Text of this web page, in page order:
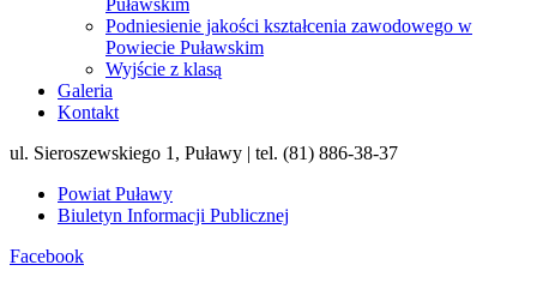
Puławskim
Podniesienie jakości kształcenia zawodowego w
Powiecie Puławskim
Wyjście z klasą
Galeria
Kontakt
ul. Sieroszewskiego 1, Puławy | tel. (81) 886-38-37
Powiat Puławy
Biuletyn Informacji Publicznej
Facebook